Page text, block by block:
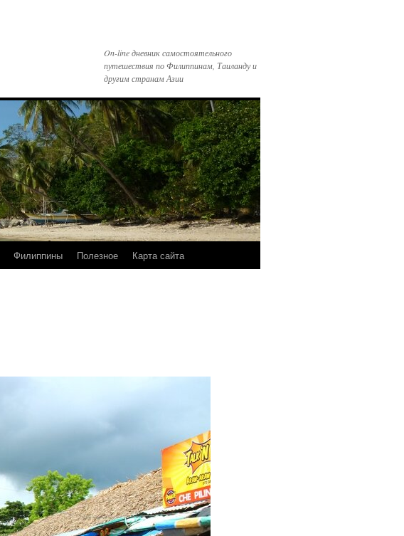
On-line дневник самостоятельного
путешествия по Филиппинам, Таиланду и
другим странам Азии
Филиппины Полезное Карта сайта